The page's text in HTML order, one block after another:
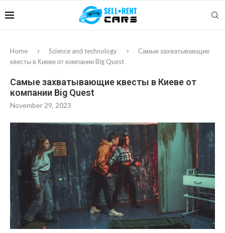
Home Science and technology
Самые захватывающие
квесты в Киеве от компании Big Quest
Самые захватывающие квесты в Киеве от
компании Big Quest
November 29, 2023